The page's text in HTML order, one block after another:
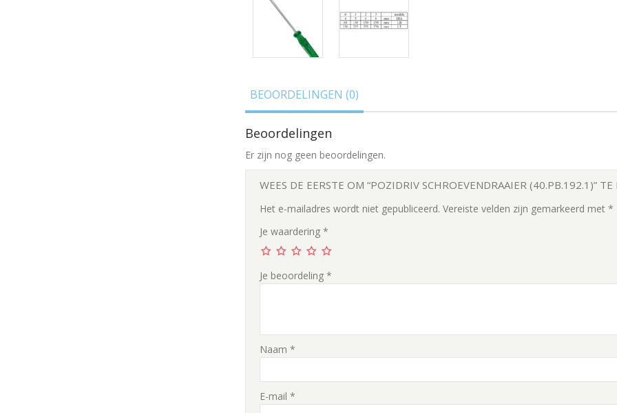
BEOORDELINGEN (0)
Beoordelingen
Er zijn nog geen beoordelingen.
WEES DE EERSTE OM “POZIDRIV SCHROEVENDRAAIER (40.PB.192.1)”
Het e-mailadres wordt niet gepubliceerd. Vereiste velden zijn gemarkeerd met *
Je waardering *
Je beoordeling *
Naam *
E-mail *